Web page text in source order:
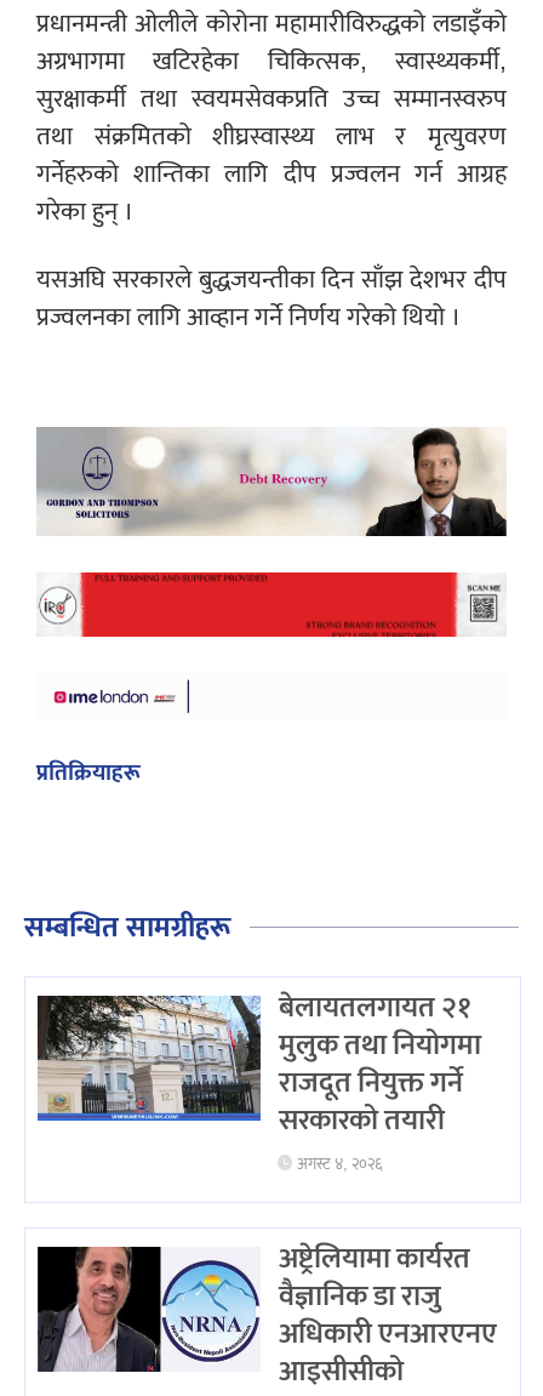
प्रधानमन्त्री ओलीले कोरोना महामारीविरुद्धको लडाइँको
अग्रभागमा खटिरहेका चिकित्सक, स्वास्थ्यकर्मी,
सुरक्षाकर्मी तथा स्वयमसेवकप्रति उच्च सम्मानस्वरुप
तथा संक्रमितको शीघ्रस्वास्थ्य लाभ र मृत्युवरण
गर्नेहरुको शान्तिका लागि दीप प्रज्वलन गर्न आग्रह
गरेका हुन् ।
यसअघि सरकारले बुद्धजयन्तीका दिन साँझ देशभर दीप
प्रज्वलनका लागि आव्हान गर्ने निर्णय गरेको थियो ।
प्रतिक्रियाहरू
सम्बन्धित सामग्रीहरू
बेलायतलगायत २१
मुलुक तथा नियोगमा
राजदूत नियुक्त गर्ने
सरकारको तयारी
अगस्ट ४, २०२६
अष्ट्रेलियामा कार्यरत
वैज्ञानिक डा राजु
अधिकारी एनआरएनए
आइसीसीको